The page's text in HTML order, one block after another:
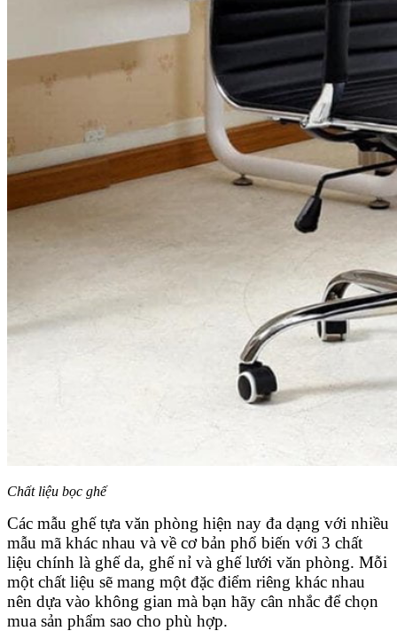
Chất liệu bọc ghế
Các mẫu ghế tựa văn phòng hiện nay đa dạng với nhiều
mẫu mã khác nhau và về cơ bản phổ biến với 3 chất
liệu chính là ghế da, ghế nỉ và ghế lưới văn phòng. Mỗi
một chất liệu sẽ mang một đặc điểm riêng khác nhau
nên dựa vào không gian mà bạn hãy cân nhắc để chọn
mua sản phẩm sao cho phù hợp.